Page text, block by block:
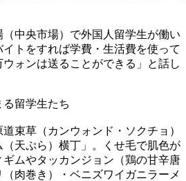
中央市場）で外国人留学生が働い
トをすれば学費・生活費を使って
ォンは送ることができる」と話し
留学生たち
束草（カンウォンド・ソクチョ）
天ぷら）横丁」。くせ毛で肌色が
ムやタッカンジョン（鶏の甘辛唐
肉巻き）・ベニズワイガニラーメ